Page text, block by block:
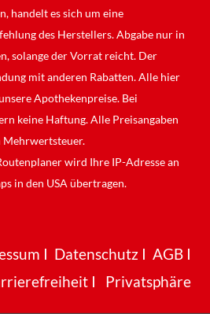
handelt es sich um eine
des Herstellers. Abgabe nur in
solange der Vorrat reicht. Der
mit anderen Rabatten. Alle hier
Apothekenpreise. Bei
keine Haftung. Alle Preisangaben
Mehrwertsteuer.
wird Ihre IP-Adresse an
in den USA übertragen.
I Datenschutz IAGB I
I Privatsphäre